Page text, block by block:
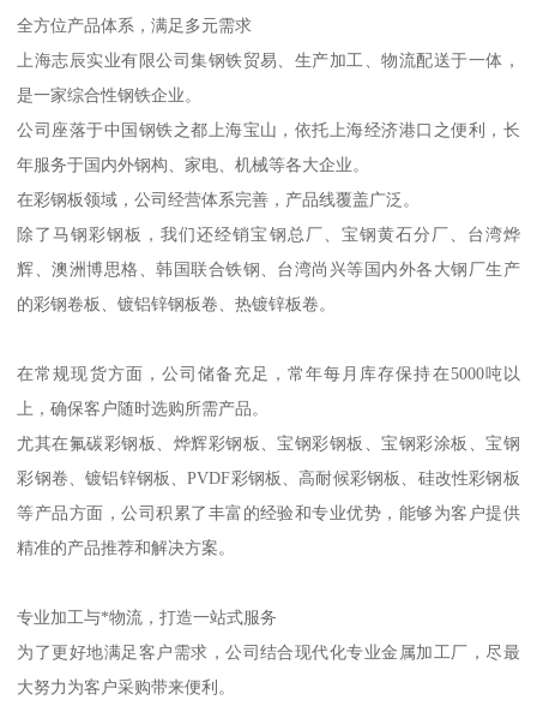
全方位产品体系，满足多元需求
上海志辰实业有限公司集钢铁贸易、生产加工、物流配送于一体，
是一家综合性钢铁企业。
公司座落于中国钢铁之都上海宝山，依托上海经济港口之便利，长
年服务于国内外钢构、家电、机械等各大企业。
在彩钢板领域，公司经营体系完善，产品线覆盖广泛。
除了马钢彩钢板，我们还经销宝钢总厂、宝钢黄石分厂、台湾烨
辉、澳洲博思格、韩国联合铁钢、台湾尚兴等国内外各大钢厂生产
的彩钢卷板、镀铝锌钢板卷、热镀锌板卷。
在常规现货方面，公司储备充足，常年每月库存保持在5000吨以
上，确保客户随时选购所需产品。
尤其在氟碳彩钢板、烨辉彩钢板、宝钢彩钢板、宝钢彩涂板、宝钢
彩钢卷、镀铝锌钢板、PVDF彩钢板、高耐候彩钢板、硅改性彩钢板
等产品方面，公司积累了丰富的经验和专业优势，能够为客户提供
精准的产品推荐和解决方案。
专业加工与*物流，打造一站式服务
为了更好地满足客户需求，公司结合现代化专业金属加工厂，尽最
大努力为客户采购带来便利。